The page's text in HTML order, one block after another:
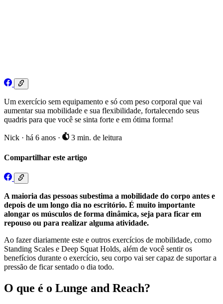
Um exercício sem equipamento e só com peso corporal que vai
aumentar sua mobilidade e sua flexibilidade, fortalecendo seus
quadris para que você se sinta forte e em ótima forma!
Nick · há 6 anos · 3 min. de leitura
Compartilhar este artigo
A maioria das pessoas subestima a mobilidade do corpo antes e
depois de um longo dia no escritório. É muito importante
alongar os músculos de forma dinâmica, seja para ficar em
repouso ou para realizar alguma atividade.
Ao fazer diariamente este e outros exercícios de mobilidade, como
Standing Scales e Deep Squat Holds, além de você sentir os
benefícios durante o exercício, seu corpo vai ser capaz de suportar a
pressão de ficar sentado o dia todo.
O que é o Lunge and Reach?